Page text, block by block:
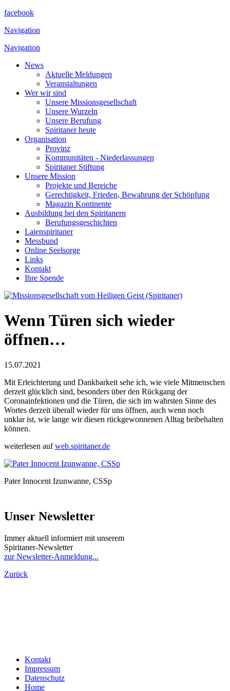
facebook
Navigation
Navigation
News
Aktuelle Meldungen
Veranstaltungen
Wer wir sind
Unsere Missionsgesellschaft
Unsere Wurzeln
Unsere Berufung
Spiritaner heute
Organisation
Provinz
Kommunitäten - Niederlassungen
Spiritaner Stiftung
Unsere Mission
Projekte und Bereiche
Gerechtigkeit, Frieden, Bewahrung der Schöpfung
Magazin Kontinente
Ausbildung bei den Spiritanern
Berufungsgeschichten
Laienspiritaner
Messbund
Online Seelsorge
Links
Kontakt
Ihre Spende
Wenn Türen sich wieder
öffnen…
15.07.2021
Mit Erleichterung und Dankbarkeit sehe ich, wie viele Mitmenschen
derzeit glücklich sind, besonders über den Rückgang der
Coronainfektionen und die Türen, die sich im wahrsten Sinne des
Wortes derzeit überall wieder für uns öffnen, auch wenn noch
unklar ist, wie lange wir diesen rückgewonnenen Alltag beibehalten
können.
weiterlesen aufweb.spiritaner.de
Pater Innocent Izunwanne, CSSp
Unser Newsletter
Immer aktuell informiert mit unserem
Spiritaner-Newsletter
zur Newsletter-Anmeldung...
Zurück
Kontakt
Impressum
Datenschutz
Home